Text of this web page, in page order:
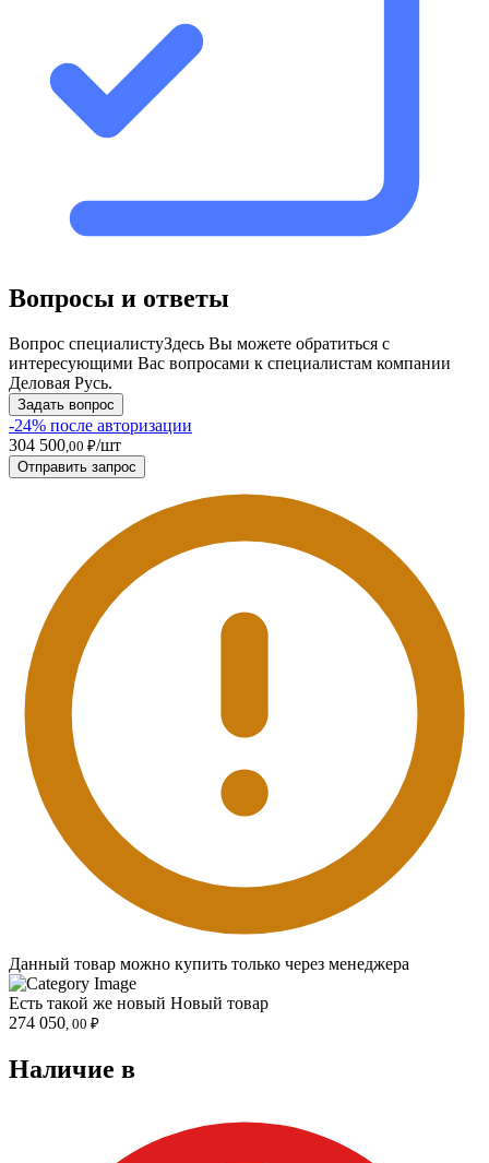
Вопросы и ответы
Вопрос специалистуЗдесь Вы можете обратиться с
интересующими Вас вопросами к специалистам компании
Деловая Русь.
Задать вопрос
-24% после авторизации
304 500,00 ₽/шт
Отправить запрос
Данный товар можно купить только через менеджера
Есть такой же новый Новый товар
274 050, 00 ₽
Наличие в